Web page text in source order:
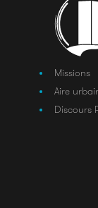
Missions
Aire
Discours